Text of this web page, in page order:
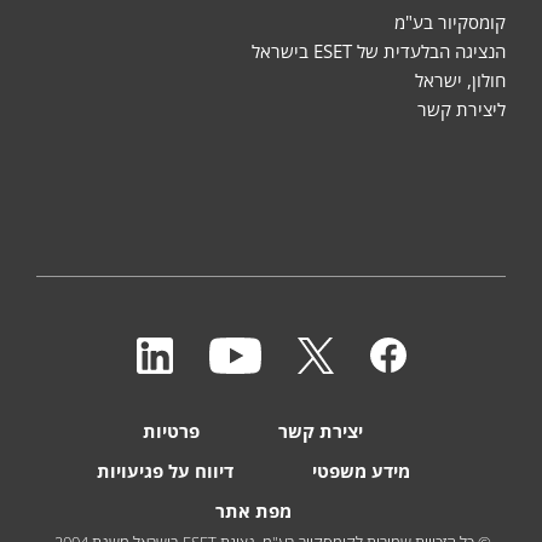
קומסקיור בע"מ
הנציגה הבלעדית של ESET בישראל
חולון, ישראל
ליצירת קשר
יצירת קשר
פרטיות
מידע משפטי
דיווח על פגיעויות
מפת אתר